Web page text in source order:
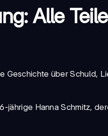
Alle Teile
Geschichte über Schuld,
jährige Hanna Schmitz,